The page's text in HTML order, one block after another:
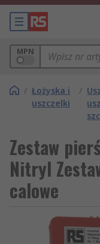
MPN
/ Łożyska i
uszczelki
/
Zestaw
Nitryl
calowe